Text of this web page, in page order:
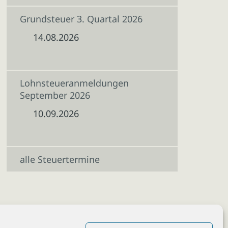
Grundsteuer 3. Quartal 2026
14.08.2026
Lohnsteueranmeldungen
September 2026
10.09.2026
alle Steuertermine